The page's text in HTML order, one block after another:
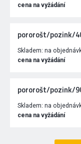
cena na vyžádání
pororošt/pozink/
Skladem: na
cena na vyžádání
pororošt/pozink/
Skladem: na
cena na vyžádání